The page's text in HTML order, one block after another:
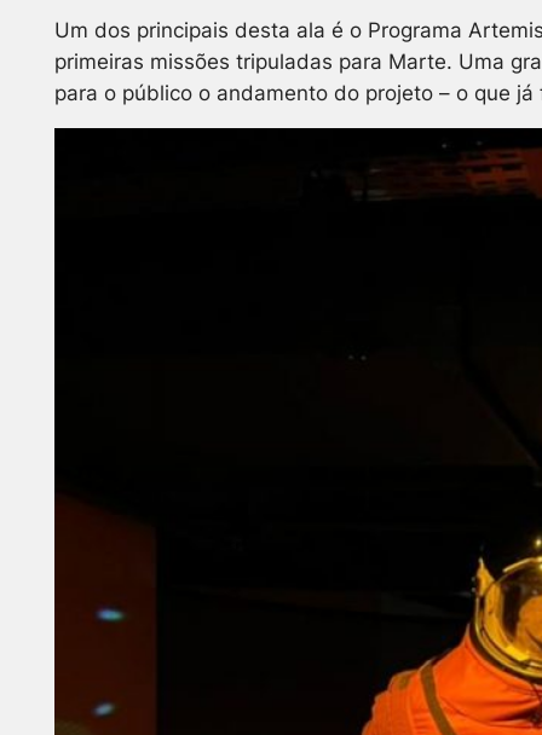
Um dos principais desta ala é o Programa
primeiras missões tripuladas para Marte. Uma
para o público o andamento do projeto – o que